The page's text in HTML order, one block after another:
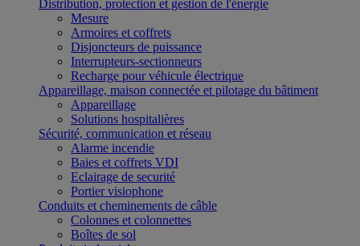
Distribution, protection et gestion de l'énergie
Mesure
Armoires et coffrets
Disjoncteurs de puissance
Interrupteurs-sectionneurs
Recharge pour véhicule électrique
Appareillage, maison connectée et pilotage du bâtiment
Appareillage
Solutions hospitalières
Sécurité, communication et réseau
Alarme incendie
Baies et coffrets VDI
Eclairage de securité
Portier visiophone
Conduits et cheminements de câble
Colonnes et colonnettes
Boîtes de sol